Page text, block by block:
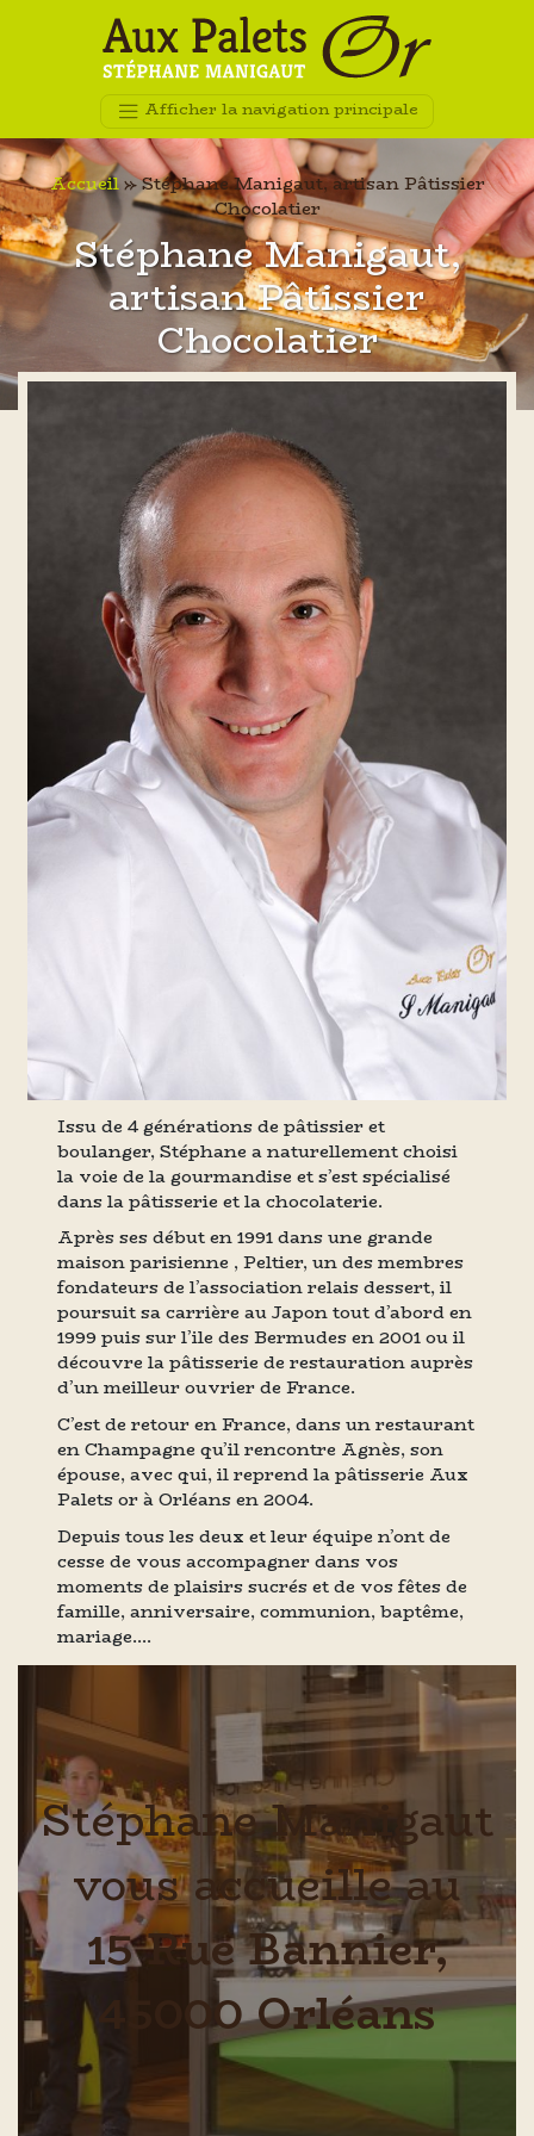
Afficher la navigation principale
Accueil»Stéphane Manigaut, artisan Pâtissier
Chocolatier
Stéphane Manigaut,
artisan Pâtissier
Chocolatier
Issu de 4 générations de pâtissier et
boulanger, Stéphane a naturellement choisi
la voie de la gourmandise et s’est spécialisé
dans la pâtisserie et la chocolaterie.
Après ses début en 1991 dans une grande
maison parisienne , Peltier, un des membres
fondateurs de l’association relais dessert, il
poursuit sa carrière au Japon tout d’abord en
1999 puis sur l’ile des Bermudes en 2001 ou il
découvre la pâtisserie de restauration auprès
d’un meilleur ouvrier de France.
C’est de retour en France, dans un restaurant
en Champagne qu’il rencontre Agnès, son
épouse, avec qui, il reprend la pâtisserie Aux
Palets or à Orléans en 2004.
Depuis tous les deux et leur équipe n’ont de
cesse de vous accompagner dans vos
moments de plaisirs sucrés et de vos fêtes de
famille, anniversaire, communion, baptême,
mariage….
Stéphane Manigaut
vous accueille au
15 Rue Bannier,
45000 Orléans